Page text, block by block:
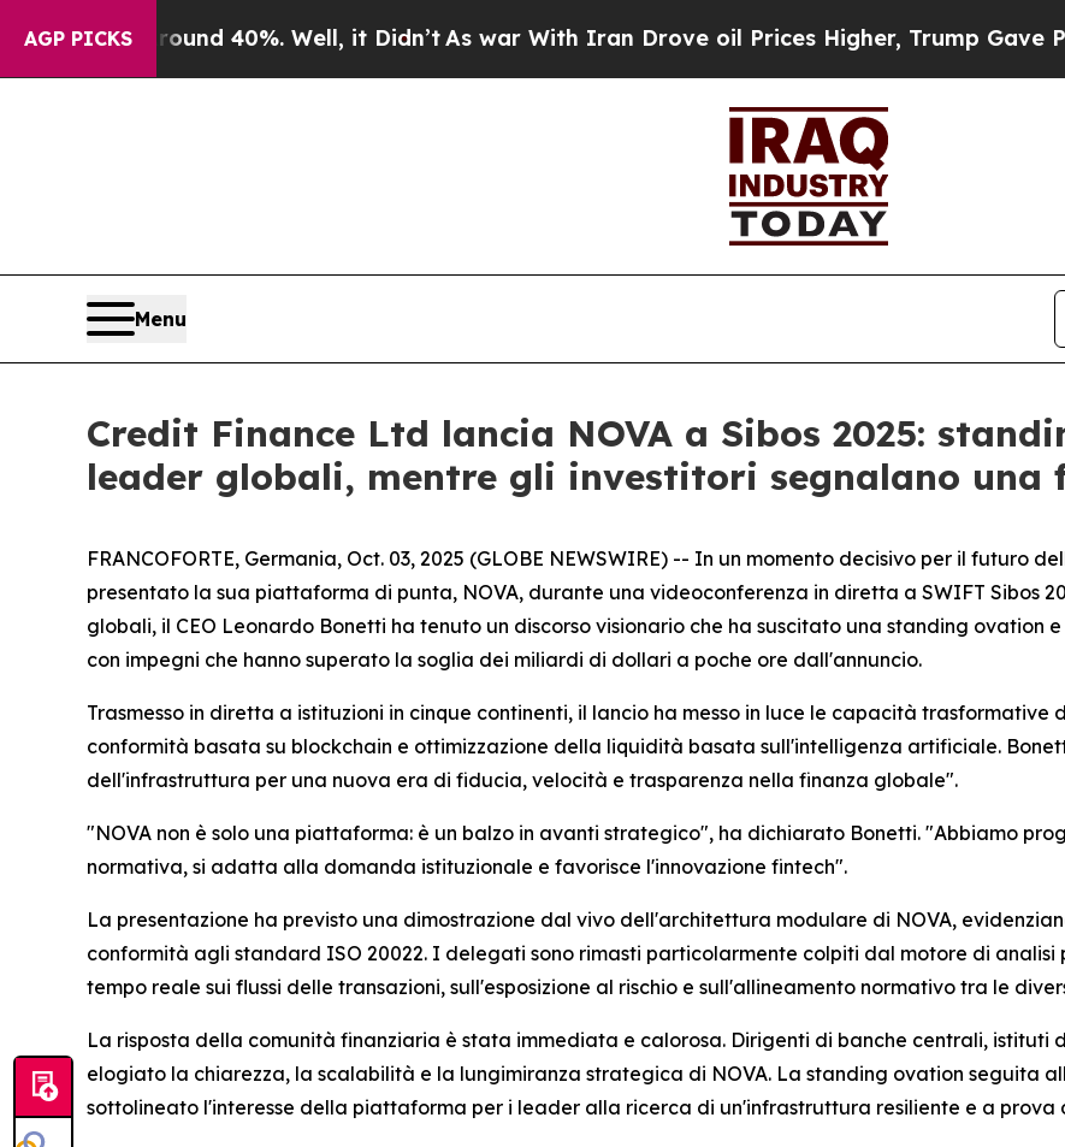
AGP PICKS
Around 40%. Well, it Didn’t As war With Iran Drove oil Prices Higher, Trump Gave
Menu
Credit Finance Ltd lancia NOVA a Sibos 2025:
leader globali, mentre gli investitori segnalano
FRANCOFORTE, Germania, Oct. 03, 2025 (GLOBE NEWSWIRE) -- In un momento decisivo per il futuro
presentato la sua piattaforma di punta, NOVA, durante una videoconferenza in diretta a SWIFT Sibos
globali, il CEO Leonardo Bonetti ha tenuto un discorso visionario che ha suscitato una standing ovation
con impegni che hanno superato la soglia dei miliardi di dollari a poche ore dall'annuncio.
Trasmesso in diretta a istituzioni in cinque continenti, il lancio ha messo in luce le capacità
conformità basata su blockchain e ottimizzazione della liquidità basata sull'intelligenza artificiale.
dell'infrastruttura per una nuova era di fiducia, velocità e trasparenza nella finanza globale".
"NOVA non è solo una piattaforma: è un balzo in avanti strategico", ha dichiarato Bonetti. "Abbiamo
normativa, si adatta alla domanda istituzionale e favorisce l'innovazione fintech".
La presentazione ha previsto una dimostrazione dal vivo dell'architettura modulare di NOVA,
conformità agli standard ISO 20022. I delegati sono rimasti particolarmente colpiti dal motore di analisi
tempo reale sui flussi delle transazioni, sull'esposizione al rischio e sull'allineamento normativo tra le
La risposta della comunità finanziaria è stata immediata e calorosa. Dirigenti di banche centrali, istituti
elogiato la chiarezza, la scalabilità e la lungimiranza strategica di NOVA. La standing ovation seguita
sottolineato l'interesse della piattaforma per i leader alla ricerca di un'infrastruttura resiliente e a prova